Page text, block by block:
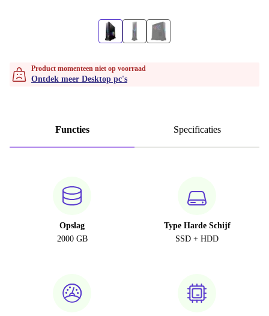
Product momenteen niet op voorraad
Ontdek meer Desktop pc's
Functies Specificaties
Opslag
2000 GB
Type Harde Schijf
SSD + HDD